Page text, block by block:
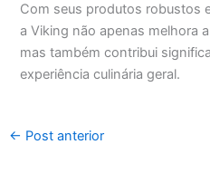
Com seus produtos robustos
a Viking não apenas melhora
mas também contribui
experiência culinária geral.
← Post anterior